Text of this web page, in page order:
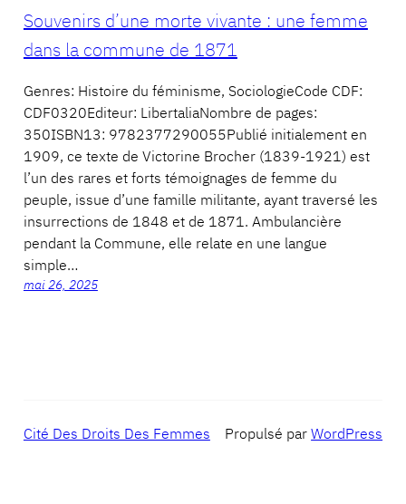
Souvenirs d’une morte vivante : une femme
dans la commune de 1871
Genres: Histoire du féminisme, SociologieCode CDF:
CDF0320Editeur: LibertaliaNombre de pages:
350ISBN13: 9782377290055Publié initialement en
1909, ce texte de Victorine Brocher (1839-1921) est
l’un des rares et forts témoignages de femme du
peuple, issue d’une famille militante, ayant traversé les
insurrections de 1848 et de 1871. Ambulancière
pendant la Commune, elle relate en une langue
simple…
mai 26, 2025
Cité Des Droits Des Femmes Propulsé parWordPress